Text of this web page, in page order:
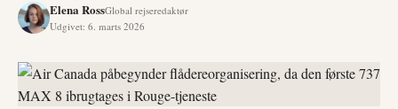
Elena RossGlobal rejseredaktør
Udgivet: 6. marts 2026